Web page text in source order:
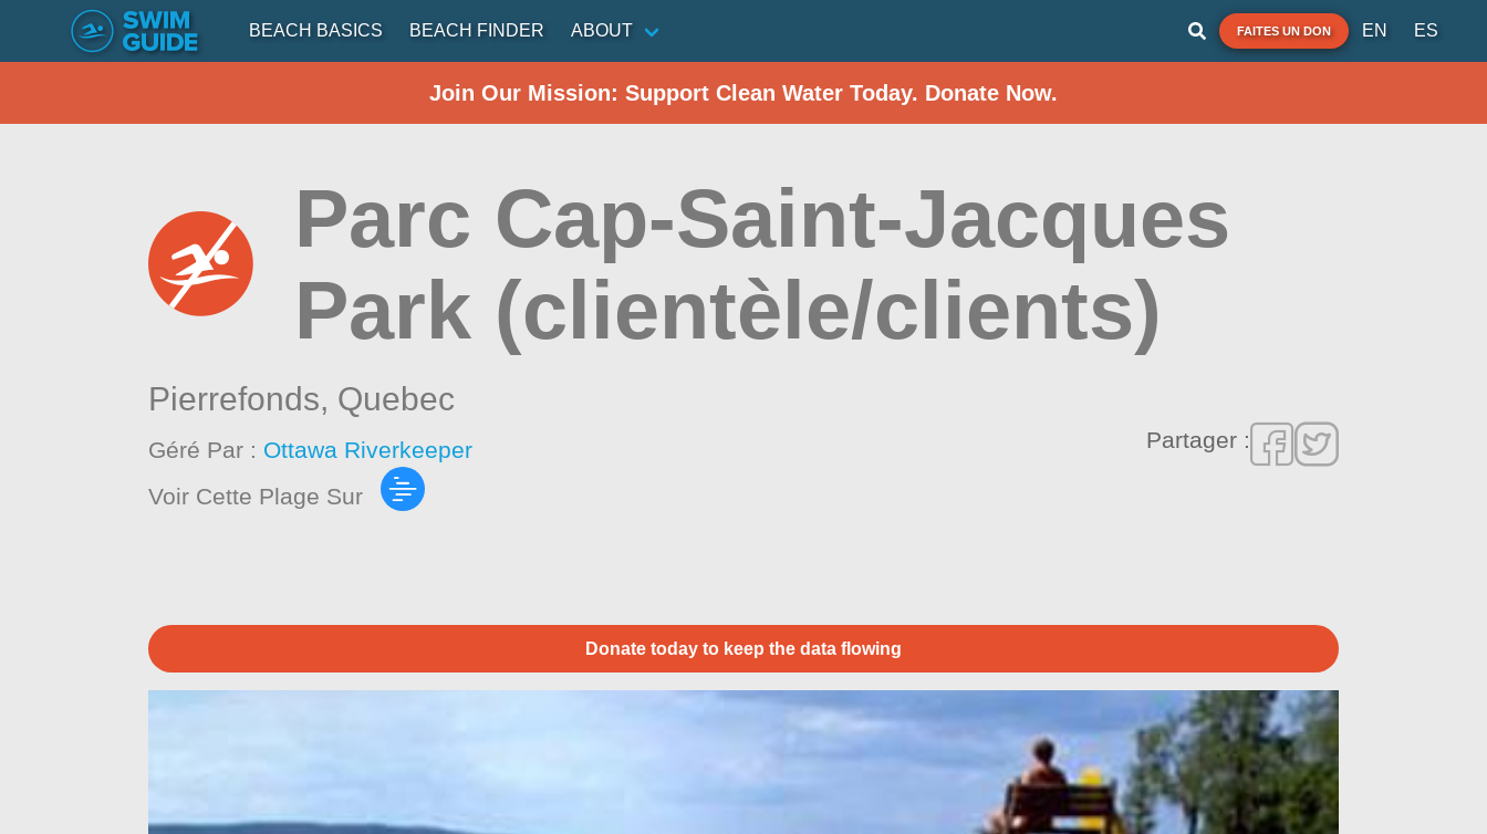
BEACH BASICS BEACH FINDER ABOUT FAITES UN DON EN ES
Join Our Mission: Support Clean Water Today. Donate Now.
Parc Cap-Saint-Jacques
Park (clientèle/clients)
Pierrefonds, Quebec
Géré Par : Ottawa Riverkeeper
Voir Cette Plage Sur
Partager :
Donate today to keep the data flowing